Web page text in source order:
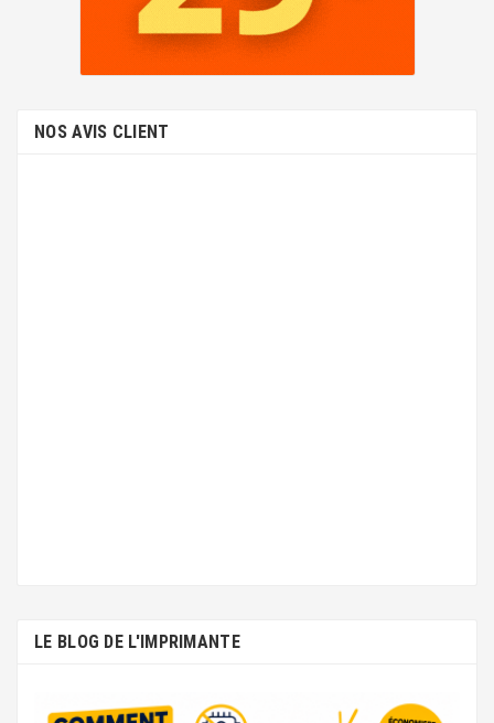
NOS AVIS CLIENT
LE BLOG DE L'IMPRIMANTE